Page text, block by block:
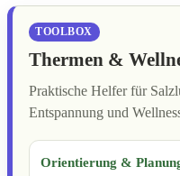
TOOLBOX
Thermen &
Praktische Helfer für
Entspannung und
Orientierung &